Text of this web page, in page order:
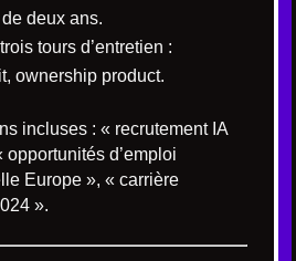
deux ans.
tours d’entretien :
ownership product.
incluses : « recrutement IA
d’emploi
Europe », « carrière
».